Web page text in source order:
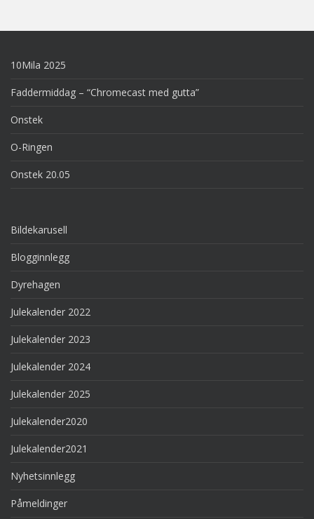
10Mila 2025
Faddermiddag – “Chromecast med gutta”
Onstek
O-Ringen
Onstek 20.05
Bildekarusell
Blogginnlegg
Dyrehagen
Julekalender 2022
Julekalender 2023
Julekalender 2024
Julekalender 2025
Julekalender2020
Julekalender2021
Nyhetsinnlegg
Påmeldinger